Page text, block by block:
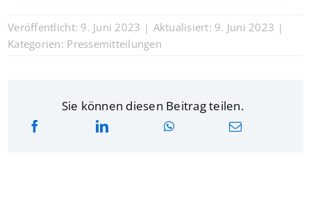
Veröffentlicht: 9. Juni 2023 | Aktualisiert: 9. Juni 2023 |
Kategorien: Pressemitteilungen
Sie können diesen Beitrag teilen.